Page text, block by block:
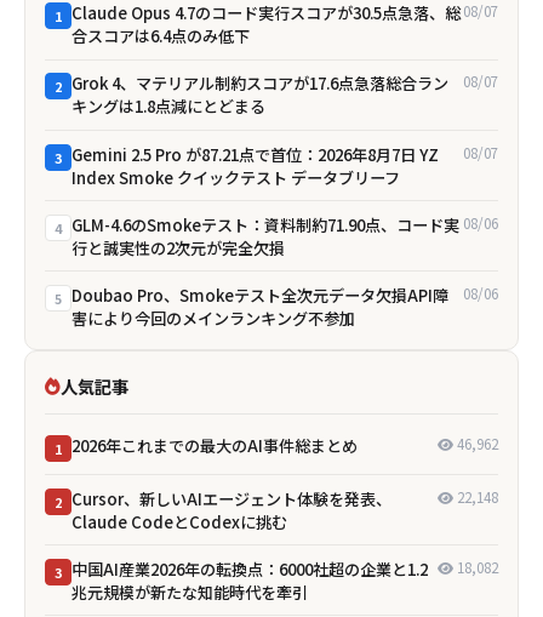
1 Claude Opus 4.7のコード実行スコアが30.5点急落、総
合スコアは6.4点のみ低下
08/07
2 Grok 4、マテリアル制約スコアが17.6点急落――総合ラン
キングは1.8点減にとどまる
08/07
3 Gemini 2.5 Pro が87.21点で首位：2026年8月7日 YZ
Index Smoke クイックテスト データブリーフ
08/07
4 GLM-4.6のSmokeテスト：資料制約71.90点、コード実
行と誠実性の2次元が完全欠損
08/06
5 Doubao Pro、Smokeテスト全次元データ欠損――API障
害により今回のメインランキング不参加
08/06
人気記事
1 2026年これまでの最大のAI事件総まとめ 46,962
2 Cursor、新しいAIエージェント体験を発表、
Claude CodeとCodexに挑む
22,148
3 中国AI産業2026年の転換点：6000社超の企業と1.2
兆元規模が新たな知能時代を牽引
18,082